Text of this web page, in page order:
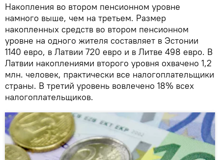
Накопления во втором пенсионном уровне
намного выше, чем на третьем. Размер
накопленных средств во втором пенсионном
уровне на одного жителя составляет в Эстонии
1140 евро, в Латвии 720 евро и в Литве 498 евро. В
Латвии накоплениями второго уровня охвачено 1,2
млн. человек, практически все налогоплательщики
страны. В третий уровень вовлечено 18% всех
налогоплательщиков.